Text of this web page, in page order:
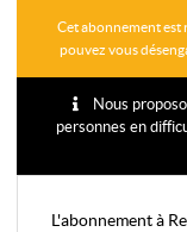
Cet abonnement
pouvez vous
Nous
personnes en
L'abonnement à